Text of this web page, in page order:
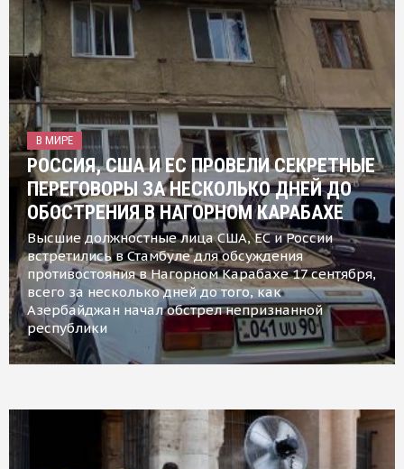
В МИРЕ
РОССИЯ, США И ЕС ПРОВЕЛИ СЕКРЕТНЫЕ
ПЕРЕГОВОРЫ ЗА НЕСКОЛЬКО ДНЕЙ ДО
ОБОСТРЕНИЯ В НАГОРНОМ КАРАБАХЕ
Высшие должностные лица США, ЕС и России
встретились в Стамбуле для обсуждения
противостояния в Нагорном Карабахе 17 сентября,
всего за несколько дней до того, как
Азербайджан начал обстрел непризнанной
республики